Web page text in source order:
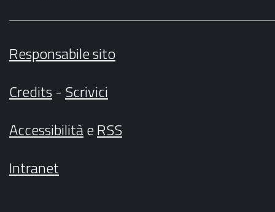
Responsabile sito
Credits- Scrivici
AccessibilitàeRSS
Intranet